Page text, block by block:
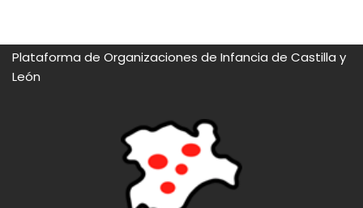
Plataforma de Organizaciones de Infancia de Castilla y
León